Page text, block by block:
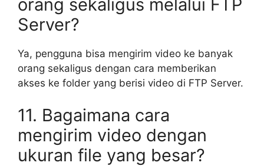
orang sekaligus melalui FTP
Server?
Ya, pengguna bisa mengirim video ke banyak
orang sekaligus dengan cara memberikan
akses ke folder yang berisi video di FTP Server.
11. Bagaimana cara
mengirim video dengan
ukuran file yang besar?